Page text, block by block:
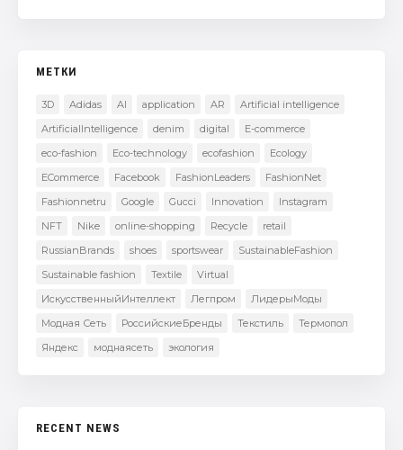
МЕТКИ
3D Adidas AI application AR
Artificial intelligence
ArtificialIntelligence
denim digital
E-commerce
eco-fashion
Eco-technology ecofashion
Ecology
ECommerce
Facebook FashionLeaders
FashionNet
Fashionnetru
Google Gucci Innovation
Instagram
NFT
Nike online-shopping Recycle
retail
RussianBrands
shoes sportswear
SustainableFashion
Sustainable fashion
Textile
Virtual
ИскусственныйИнтеллект
Легпром
ЛидерыМоды
Модная Сеть
РоссийскиеБренды Текстиль
Термопол
Яндекс
моднаясеть экология
RECENT NEWS